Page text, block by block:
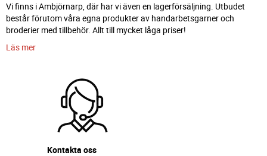
Vi finns i Ambjörnarp, där har vi även en lagerförsäljning. Utbudet
består förutom våra egna produkter av handarbetsgarner och
broderier med tillbehör. Allt till mycket låga priser!
Läs mer
Kontakta oss